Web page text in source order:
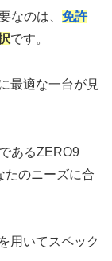
なのは、 免許
です。
最適な一台が見
あるZERO9
たのニーズに合
用いてスペック